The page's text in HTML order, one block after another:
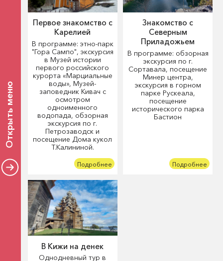
Открыть меню
Первое знакомство с
Карелией
В программе: этно-парк
"Гора Сампо", экскурсия
в Музей истории
первого российского
курорта «Марциальные
воды», Музей-
заповедник Кивач с
осмотром
одноименного
водопада, обзорная
экскурсия по г.
Петрозаводск и
посещение Дома кукол
Т.Калининой.
Подробнее
Знакомство с
Северным
Приладожьем
В программе: обзорная
экскурсия по г.
Сортавала, посещение
Минер центра,
экскурсия в горном
парке Рускеала,
посещение
исторического парка
Бастион
Подробнее
В Кижи на денек
Однодневный тур в